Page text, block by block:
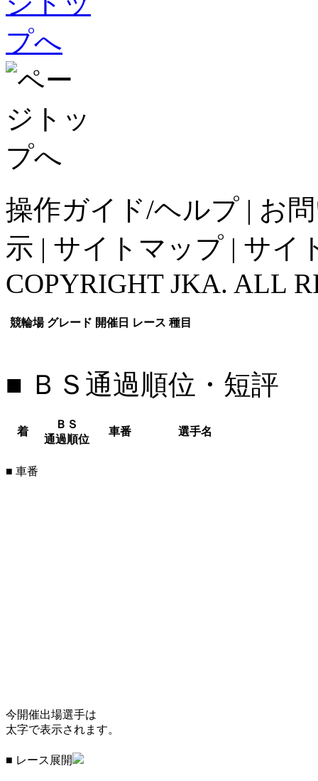
操作ガイド/ヘルプ | お
示 | サイトマップ | サイ
COPYRIGHT JKA. ALL
競輪場 グレード 開催日 レース 種目
■ ＢＳ通過順位・短評
着
ＢＳ
通過順位
車番 選手名
■ 車番
今開催出場選手は
太字で表示されます。
■ レース展開